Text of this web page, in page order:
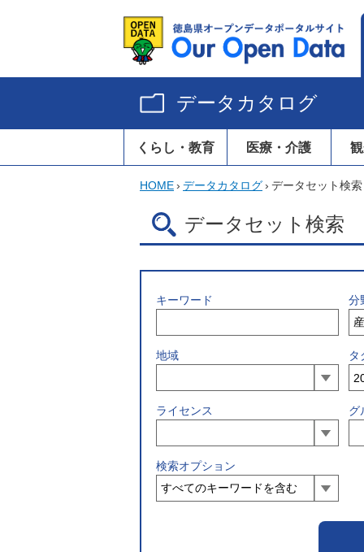
データカタログ
くらし・教育 医療・介護
HOME› データカタログ› データセット検索
データセット検索
キーワード 分
地域 タ
ライセンス グ
検索オプション